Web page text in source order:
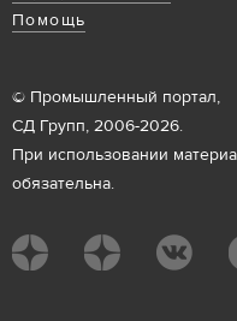
Помощь
© Промышленный портал,
СД Групп, 2006-2026.
При использовании
обязательна.